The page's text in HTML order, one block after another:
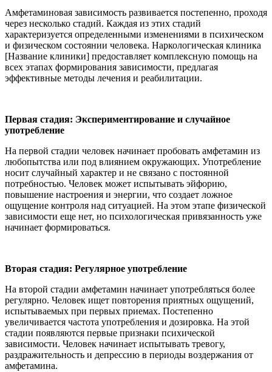
Амфетаминовая зависимость развивается постепенно, проходя
через несколько стадий. Каждая из этих стадий
характеризуется определенными изменениями в психическом
и физическом состоянии человека. Наркологическая клиника
[Название клиники] предоставляет комплексную помощь на
всех этапах формирования зависимости, предлагая
эффективные методы лечения и реабилитации.
Первая стадия: Экспериментирование и случайное
употребление
На первой стадии человек начинает пробовать амфетамин из
любопытства или под влиянием окружающих. Употребление
носит случайный характер и не связано с постоянной
потребностью. Человек может испытывать эйфорию,
повышение настроения и энергии, что создает ложное
ощущение контроля над ситуацией. На этом этапе физической
зависимости еще нет, но психологическая привязанность уже
начинает формироваться.
Вторая стадия: Регулярное употребление
На второй стадии амфетамин начинает употребляться более
регулярно. Человек ищет повторения приятных ощущений,
испытываемых при первых приемах. Постепенно
увеличивается частота употребления и дозировка. На этой
стадии появляются первые признаки психической
зависимости. Человек начинает испытывать тревогу,
раздражительность и депрессию в периоды воздержания от
амфетамина.